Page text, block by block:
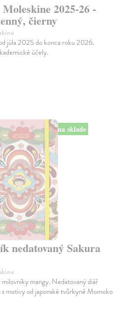
2025-26 -
čierny
júla 2025 do konca roku 2026.
účely.
na sklade
nedatovaný Sakura
mangy. Nedatovaný diář
motivy od japonské tvůrkyně Momoko